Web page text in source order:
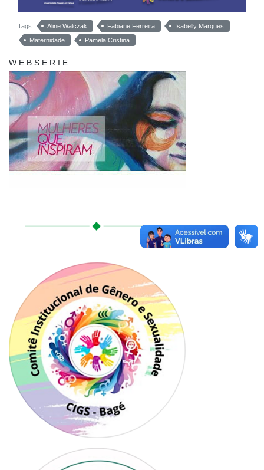
Tags: Aline Walczak Fabiane Ferreira
Isabelly Marques
Maternidade
Pamela Cristina
W E B S E R I E